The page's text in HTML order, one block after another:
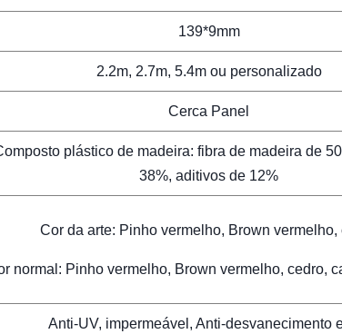
139*9mm
2.2m, 2.7m, 5.4m ou personalizado
Cerca Panel
plástico de madeira: fibra de madeira de
38%, aditivos de 12%
Cor da arte: Pinho vermelho, Brown vermelho,
normal: Pinho vermelho, Brown vermelho, cedro,
Anti-UV, impermeável, Anti-desvanecimento